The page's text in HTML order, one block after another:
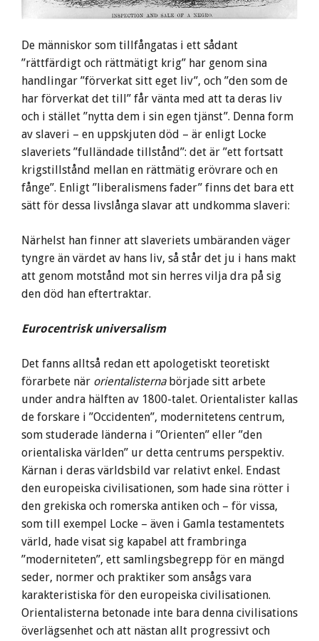
De människor som tillfångatas i ett sådant
”rättfärdigt och rättmätigt krig” har genom sina
handlingar ”förverkat sitt eget liv”, och ”den som de
har förverkat det till” får vänta med att ta deras liv
och i stället ”nytta dem i sin egen tjänst”. Denna form
av slaveri – en uppskjuten död – är enligt Locke
slaveriets ”fulländade tillstånd”: det är ”ett fortsatt
krigstillstånd mellan en rättmätig erövrare och en
fånge”. Enligt ”liberalismens fader” finns det bara ett
sätt för dessa livslånga slavar att undkomma slaveri:
Närhelst han finner att slaveriets umbäranden väger
tyngre än värdet av hans liv, så står det ju i hans makt
att genom motstånd mot sin herres vilja dra på sig
den död han eftertraktar.
Eurocentrisk universalism
Det fanns alltså redan ett apologetiskt teoretiskt
förarbete när orientalisternabörjade sitt arbete
under andra hälften av 1800-talet. Orientalister kallas
de forskare i ”Occidenten”, modernitetens centrum,
som studerade länderna i ”Orienten” eller ”den
orientaliska världen” ur detta centrums perspektiv.
Kärnan i deras världsbild var relativt enkel. Endast
den europeiska civilisationen, som hade sina rötter i
den grekiska och romerska antiken och – för vissa,
som till exempel Locke – även i Gamla testamentets
värld, hade visat sig kapabel att frambringa
”moderniteten”, ett samlingsbegrepp för en mängd
seder, normer och praktiker som ansågs vara
karakteristiska för den europeiska civilisationen.
Orientalisterna betonade inte bara denna civilisations
överlägsenhet och att nästan allt progressivt och